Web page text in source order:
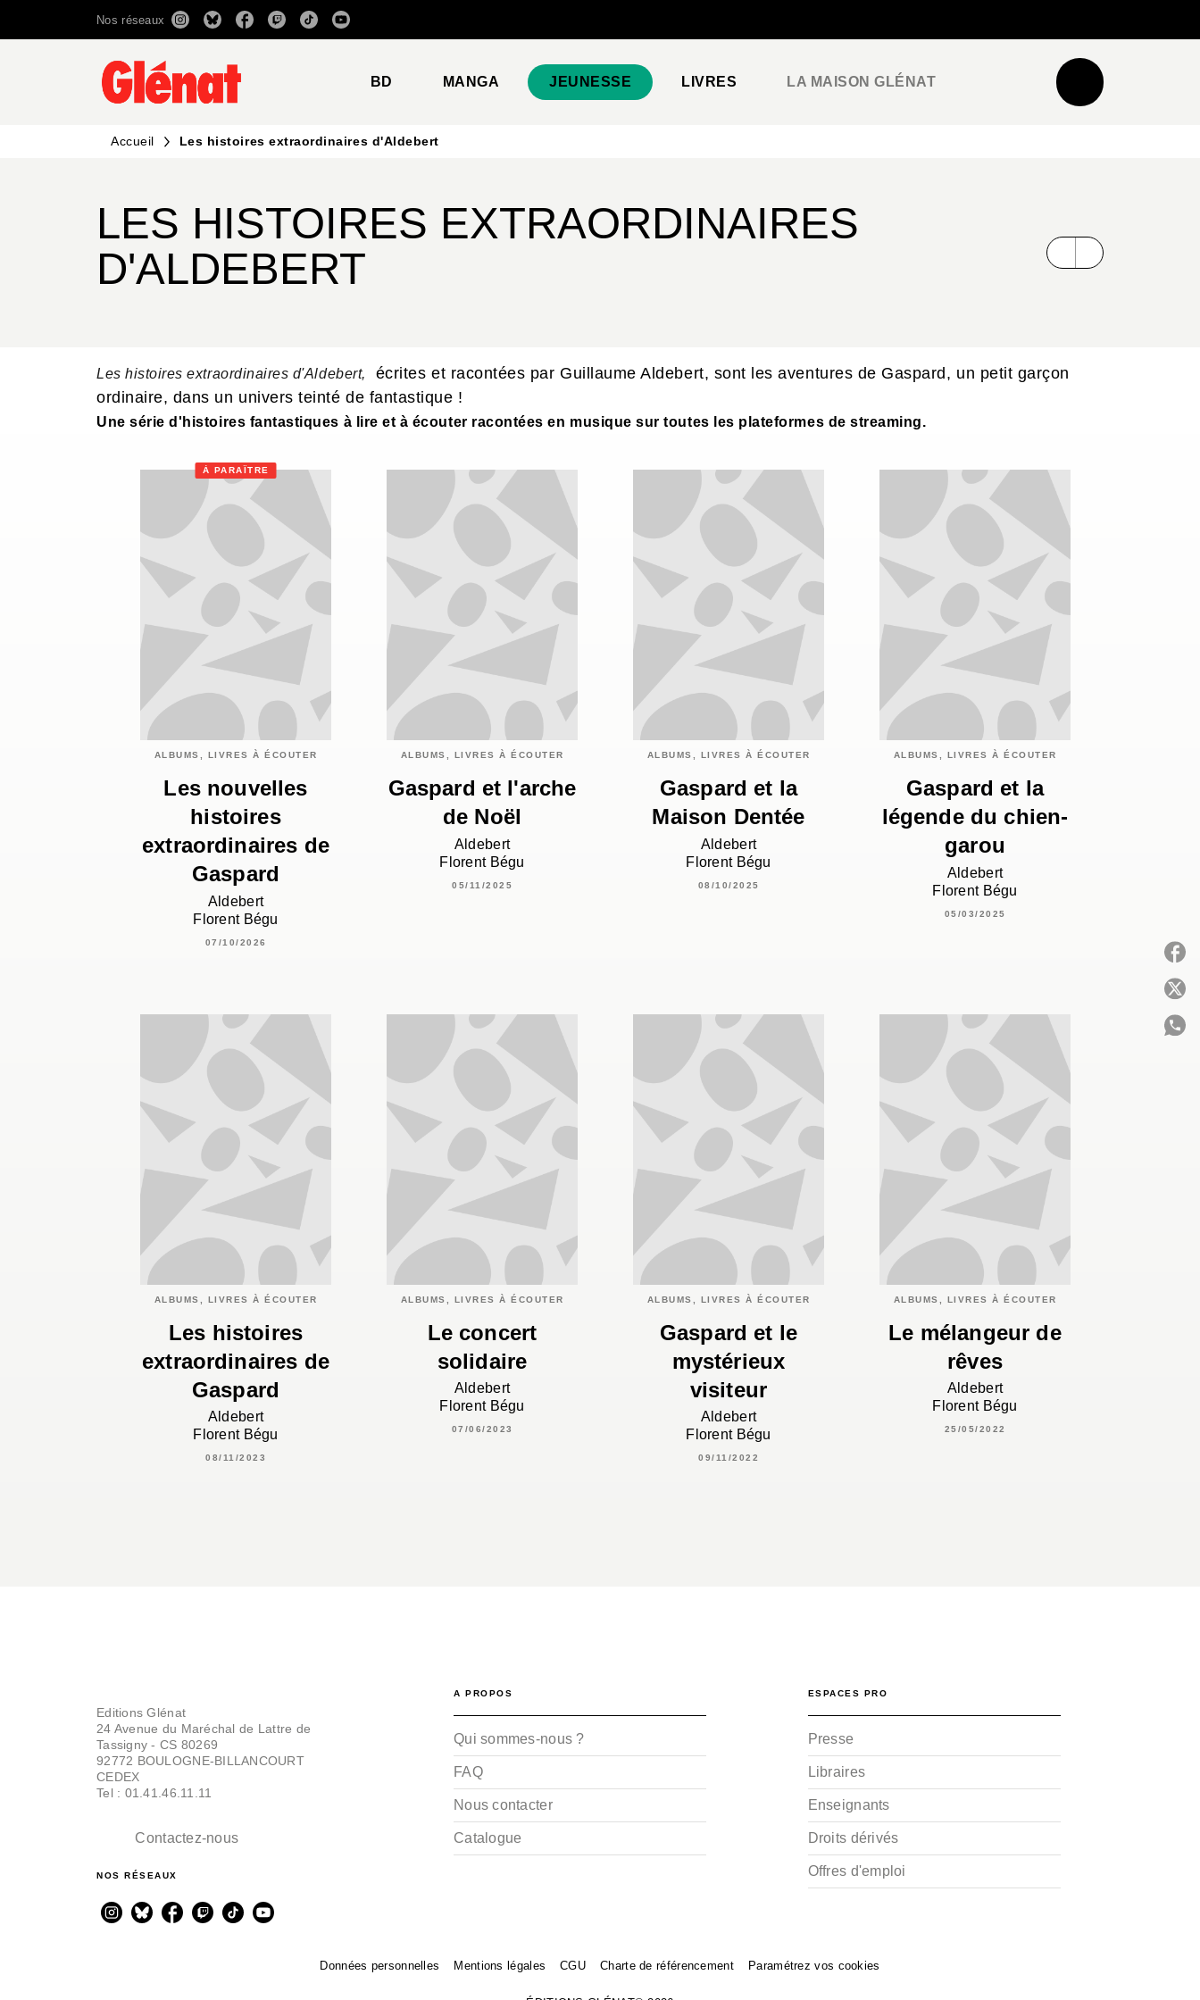
RECHERCHE CONTENU
Nos réseaux
BD MANGA JEUNESSE LIVRES LA MAISON GLÉNAT
Accueil Les histoires extraordinaires d'Aldebert
LES HISTOIRES EXTRAORDINAIRES
D'ALDEBERT
Les histoires extraordinaires d'Aldebert,
écrites et racontées par Guillaume Aldebert, sont les aventures de Gaspard, un petit garçon
ordinaire, dans un univers teinté de fantastique !
Une série d'histoires fantastiques à lire et à écouter racontées en musique sur toutes les plateformes de streaming.
À PARAÎTRE
ALBUMS, LIVRES À ÉCOUTER
Les nouvelles
histoires
extraordinaires de
Gaspard
Aldebert
Florent Bégu
07/10/2026
ALBUMS, LIVRES À ÉCOUTER
Gaspard et l'arche
de Noël
Aldebert
Florent Bégu
05/11/2025
ALBUMS, LIVRES À ÉCOUTER
Gaspard et la
Maison Dentée
Aldebert
Florent Bégu
08/10/2025
ALBUMS, LIVRES À ÉCOUTER
Gaspard et la
légende du chien-
garou
Aldebert
Florent Bégu
05/03/2025
ALBUMS, LIVRES À ÉCOUTER
Les histoires
extraordinaires de
Gaspard
Aldebert
Florent Bégu
08/11/2023
ALBUMS, LIVRES À ÉCOUTER
Le concert
solidaire
Aldebert
Florent Bégu
07/06/2023
ALBUMS, LIVRES À ÉCOUTER
Gaspard et le
mystérieux
visiteur
Aldebert
Florent Bégu
09/11/2022
ALBUMS, LIVRES À ÉCOUTER
Le mélangeur de
rêves
Aldebert
Florent Bégu
25/05/2022
Editions Glénat
24 Avenue du Maréchal de Lattre de
Tassigny - CS 80269
92772 BOULOGNE-BILLANCOURT
CEDEX
Tel : 01.41.46.11.11
Contactez-nous
NOS RÉSEAUX
A PROPOS
Qui sommes-nous ?
FAQ
Nous contacter
Catalogue
ESPACES PRO
Presse
Libraires
Enseignants
Droits dérivés
Offres d'emploi
Données personnelles Mentions légales CGU Charte de référencement Paramétrez vos cookies